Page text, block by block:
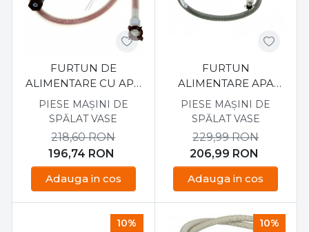
FURTUN DE
ALIMENTARE CU APA
PENTRU MASINA DE
SPALAT ARISTON
PIESE MAȘINI DE
SPĂLAT VASE
196,74 RON
218,60RON
Adauga in cos
FURTUN
ALIMENTARE APA
MASINA DE SPALAT
VASE BEKO
PIESE MAȘINI DE
SPĂLAT VASE
206,99 RON
229,99RON
Adauga in cos
10% 10%